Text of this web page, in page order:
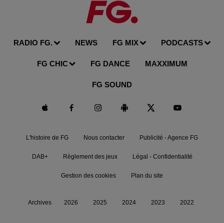
RADIO FG. NEWS FG MIX PODCASTS
FG CHIC FG DANCE MAXXIMUM
FG SOUND
L'histoire de FG Nous contacter Publicité - Agence FG
DAB+ Règlement des jeux Légal - Confidentialité
Gestion des cookies Plan du site
Archives 2026 2025 2024 2023 2022